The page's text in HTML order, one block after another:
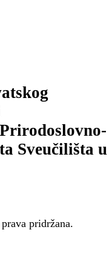
Sveučilišta u
prava pridržana.